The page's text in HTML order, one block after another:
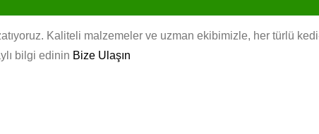
Kaliteli malzemeler ve uzman ekibimizle, her türlü
bilgi edinin Bize Ulaşın